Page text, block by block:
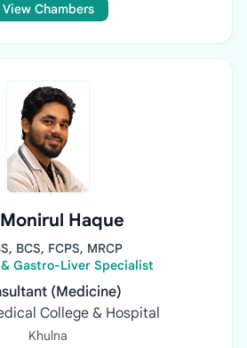
View Chambers
Haque
BCS, FCPS, MRCP
Gastro-Liver Specialist
(Medicine)
College & Hospital
Khulna